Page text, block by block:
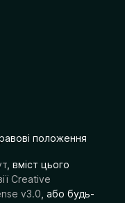
положення
, вміст цього
Creative
v3.0 , або будь-